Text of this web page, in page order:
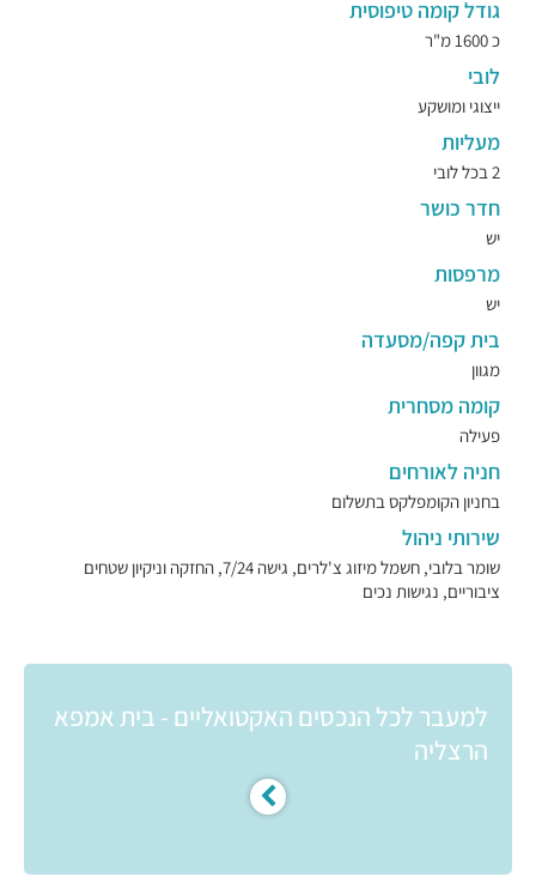
גודל קומה טיפוסית
כ 1600 מ"ר
לובי
ייצוגי ומושקע
מעליות
2 בכל לובי
חדר כושר
יש
מרפסות
יש
בית קפה/מסעדה
מגוון
קומה מסחרית
פעילה
חניה לאורחים
בחניון הקומפלקס בתשלום
שירותי ניהול
שומר בלובי, חשמל מיזוג צ'לרים, גישה 7/24, החזקה וניקיון שטחים
ציבוריים, נגישות נכים
למעבר לכל הנכסים האקטואליים - בית אמפא
הרצליה